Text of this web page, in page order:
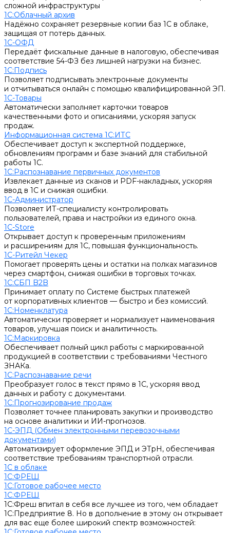
сложной инфраструктуры
1С:Облачный архив
Надёжно сохраняет резервные копии баз 1С в облаке,
защищая от потерь данных.
1С-ОФД
Передаёт фискальные данные в налоговую, обеспечивая
соответствие 54-ФЗ без лишней нагрузки на бизнес.
1С:Подпись
Позволяет подписывать электронные документы
и отчитываться онлайн с помощью квалифицированной ЭП.
1С-Товары
Автоматически заполняет карточки товаров
качественными фото и описаниями, ускоряя запуск
продаж.
Информационная система 1С:ИТС
Обеспечивает доступ к экспертной поддержке,
обновлениям программ и базе знаний для стабильной
работы 1С.
1С:Распознавание первичных документов
Извлекает данные из сканов и PDF-накладных, ускоряя
ввод в 1С и снижая ошибки.
1С-Администратор
Позволяет ИТ-специалисту контролировать
пользователей, права и настройки из единого окна.
1С-Store
Открывает доступ к проверенным приложениям
и расширениям для 1С, повышая функциональность.
1С-Ритейл Чекер
Помогает проверять цены и остатки на полках магазинов
через смартфон, снижая ошибки в торговых точках.
1С:СБП B2B
Принимает оплату по Системе быстрых платежей
от корпоративных клиентов — быстро и без комиссий.
1С:Номенклатура
Автоматически проверяет и нормализует наименования
товаров, улучшая поиск и аналитичность.
1С:Маркировка
Обеспечивает полный цикл работы с маркированной
продукцией в соответствии с требованиями Честного
ЗНАКа.
1С:Распознавание речи
Преобразует голос в текст прямо в 1С, ускоряя ввод
данных и работу с документами.
1С:Прогнозирование продаж
Позволяет точнее планировать закупки и производство
на основе аналитики и ИИ-прогнозов.
1С-ЭПД (Обмен электронными перевозочными
документами)
Автоматизирует оформление ЭПД и ЭТрН, обеспечивая
соответствие требованиям транспортной отрасли.
1С в облаке
1С:ФРЕШ
1C:Готовое рабочее место
1С:ФРЕШ
1С:Фреш впитал в себя все лучшее из того, чем обладает
1С:Предприятие 8. Но в дополнение в этому он открывает
для вас еще более широкий спектр возможностей: